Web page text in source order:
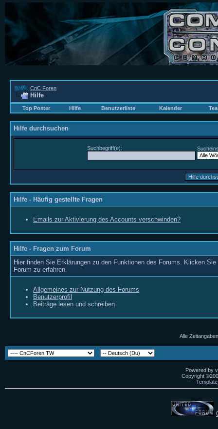
CnC Foren
Hilfe
Top Poster Hilfe Benutzerliste Kalender
Hilfe durchsuchen
Suchbegriff(e):
Hilfe - Häufig gestellte Fragen
Emails zur Aktivierung des Accounts verschwinden?
Hilfe - Fragen zum Forum
Hier finden Sie Erklärungen zu den Funktionen des Forums. Klicken
Forum zu erfahren.
Allgemeines zur Nutzung des Forums
Benutzerprofil
Beiträge lesen und schreiben
Alle
Powered by
Copyright